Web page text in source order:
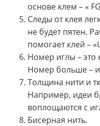
основе клем – «
Следы от клея
не будет пятен.
помогает клей –
Номер иглы – это
Номер больше –
Толщина нити и
Например, идеи
воплощаются с
Бисерная нить.